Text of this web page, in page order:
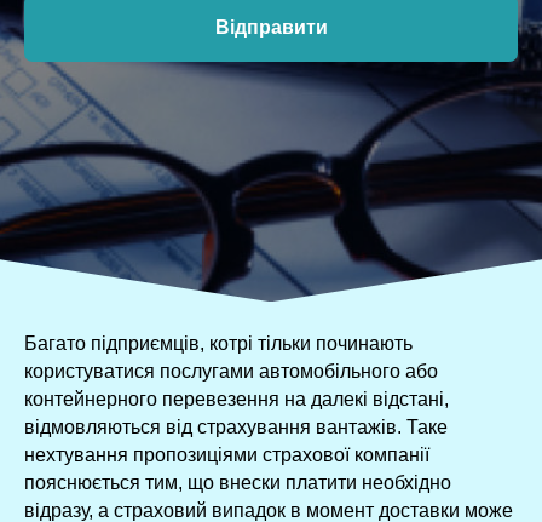
Відправити
Багато підприємців, котрі тільки починають
користуватися послугами автомобільного або
контейнерного перевезення на далекі відстані,
відмовляються від страхування вантажів. Таке
нехтування пропозиціями страхової компанії
пояснюється тим, що внески платити необхідно
відразу, а страховий випадок в момент доставки може